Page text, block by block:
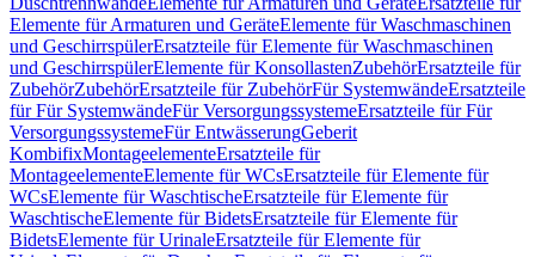
Elemente für Armaturen und GeräteElemente für Waschmaschinen
und GeschirrspülerErsatzteile für Elemente für Waschmaschinen
und GeschirrspülerElemente für KonsollastenZubehörErsatzteile für
ZubehörZubehörErsatzteile für ZubehörFür SystemwändeErsatzteile
für Für SystemwändeFür VersorgungssystemeErsatzteile für Für
VersorgungssystemeFür EntwässerungGeberit
KombifixMontageelementeErsatzteile für
MontageelementeElemente für WCsErsatzteile für Elemente für
WCsElemente für WaschtischeErsatzteile für Elemente für
WaschtischeElemente für BidetsErsatzteile für Elemente für
BidetsElemente für UrinaleErsatzteile für Elemente für